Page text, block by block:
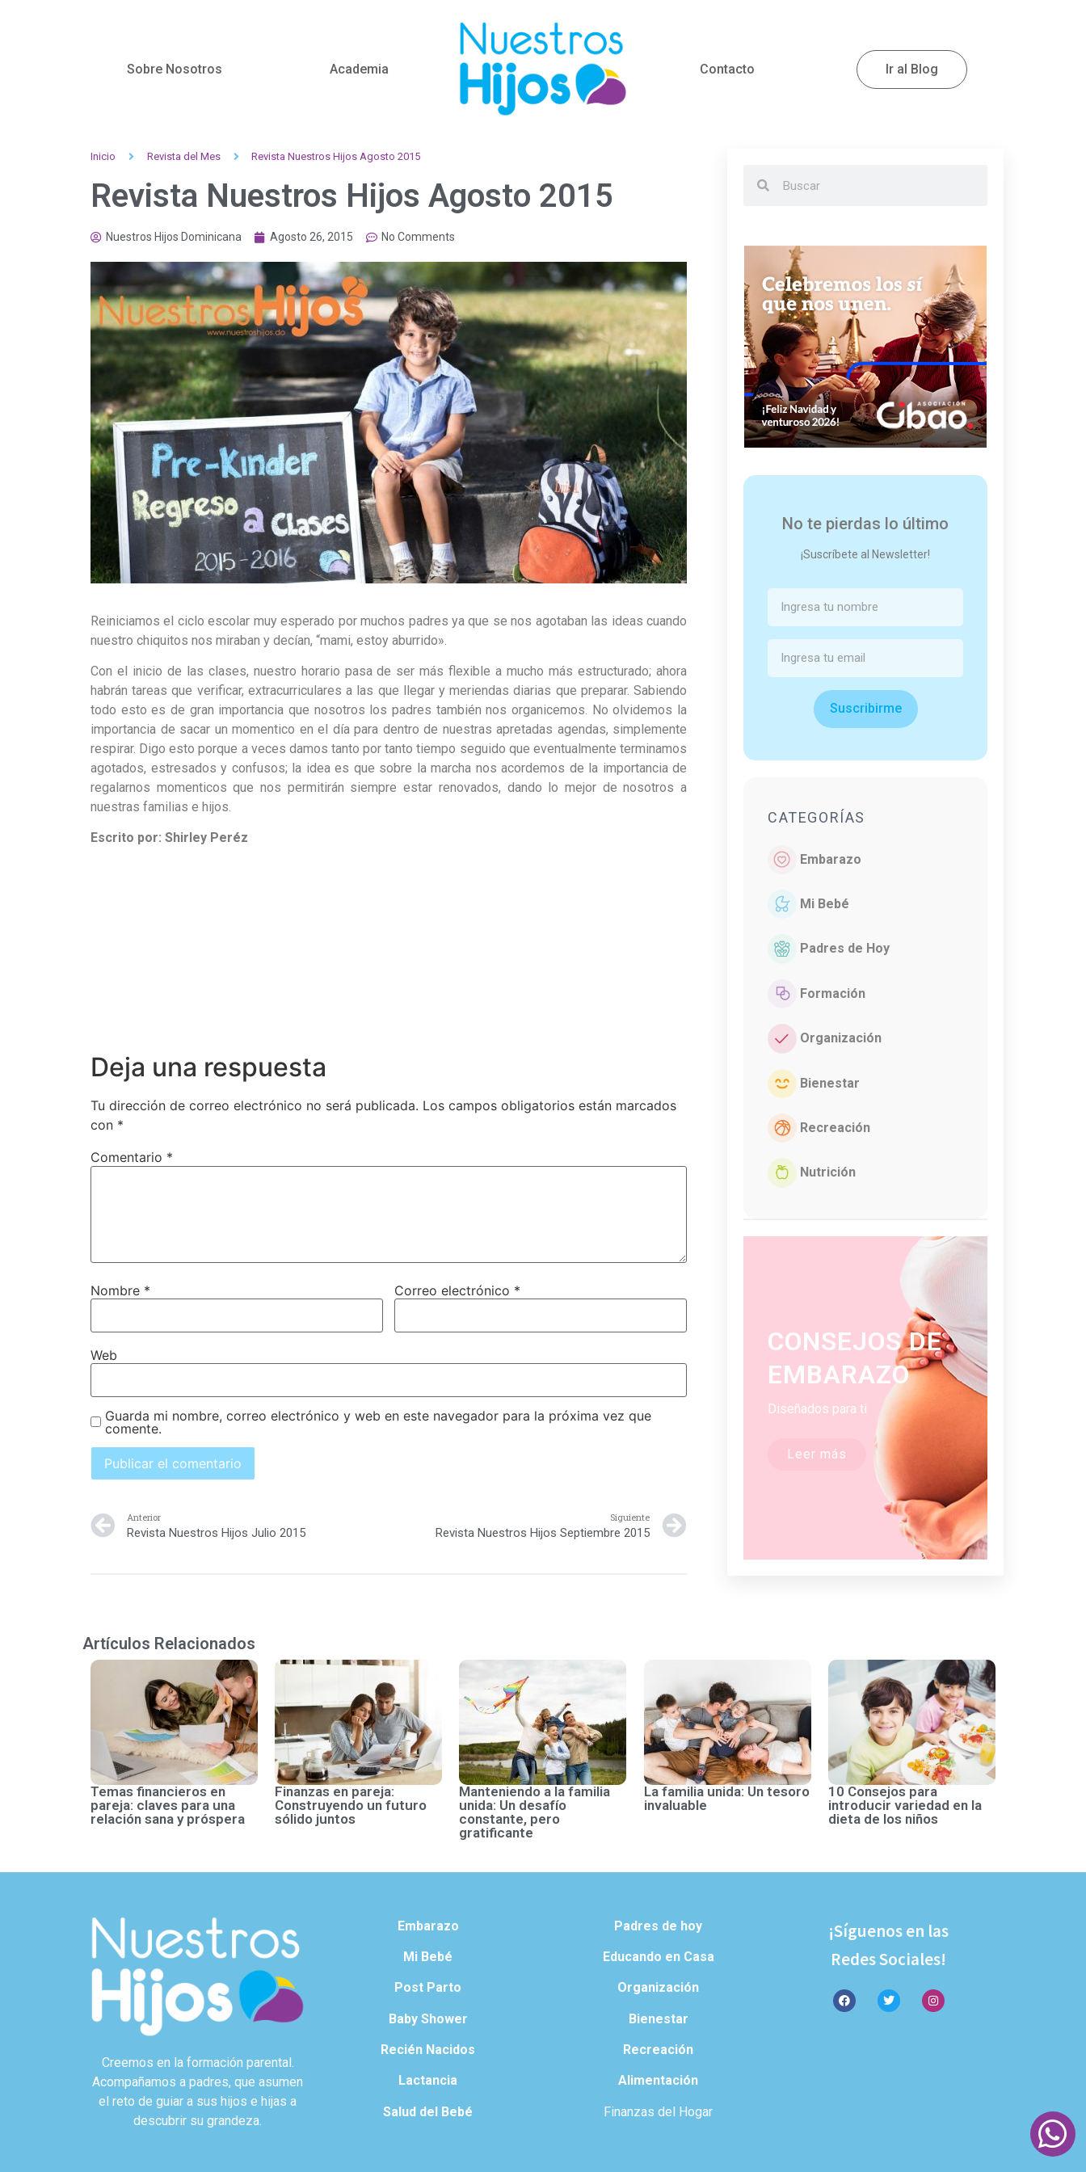
Sobre Nosotros Academia Contacto Ir al Blog
Inicio Revista del Mes Revista Nuestros Hijos Agosto 2015
Revista Nuestros Hijos Agosto 2015
Nuestros Hijos Dominicana Agosto 26, 2015 No Comments
Reiniciamos el ciclo escolar muy esperado por muchos padres ya que se nos agotaban las ideas cuando
nuestro chiquitos nos miraban y decían, “mami, estoy aburrido».
Con el inicio de las clases, nuestro horario pasa de ser más flexible a mucho más estructurado; ahora
habrán tareas que verificar, extracurriculares a las que llegar y meriendas diarias que preparar. Sabiendo
todo esto es de gran importancia que nosotros los padres también nos organicemos. No olvidemos la
importancia de sacar un momentico en el día para dentro de nuestras apretadas agendas, simplemente
respirar. Digo esto porque a veces damos tanto por tanto tiempo seguido que eventualmente terminamos
agotados, estresados y confusos; la idea es que sobre la marcha nos acordemos de la importancia de
regalarnos momenticos que nos permitirán siempre estar renovados, dando lo mejor de nosotros a
nuestras familias e hijos.
Escrito por: Shirley Peréz
Deja una respuesta
Tu dirección de correo electrónico no será publicada. Los campos obligatorios están marcados
con *
Comentario *
Nombre * Correo electrónico *
Web
Guarda mi nombre, correo electrónico y web en este navegador para la próxima vez que
comente.
Anterior
Revista Nuestros Hijos Julio 2015
Siguiente
Revista Nuestros Hijos Septiembre 2015
No te pierdas lo último
¡Suscríbete al Newsletter!
Suscribirme
CATEGORÍAS
Embarazo
Mi Bebé
Padres de Hoy
Formación
Organización
Bienestar
Recreación
Nutrición
CONSEJOS DE
EMBARAZO
Diseñados para ti
Leer más
Artículos Relacionados
Temas financieros en
pareja: claves para una
relación sana y próspera
Finanzas en pareja:
Construyendo un futuro
sólido juntos
Manteniendo a la familia
unida: Un desafío
constante, pero
gratificante
La familia unida: Un tesoro
invaluable
10 Consejos para
introducir variedad en la
dieta de los niños
Creemos en la formación parental.
Acompañamos a padres, que asumen
el reto de guiar a sus hijos e hijas a
descubrir su grandeza.
Embarazo
Mi Bebé
Post Parto
Baby Shower
Recién Nacidos
Lactancia
Salud del Bebé
Padres de hoy
Educando en Casa
Organización
Bienestar
Recreación
Alimentación
Finanzas del Hogar
¡Síguenos en las
Redes Sociales!